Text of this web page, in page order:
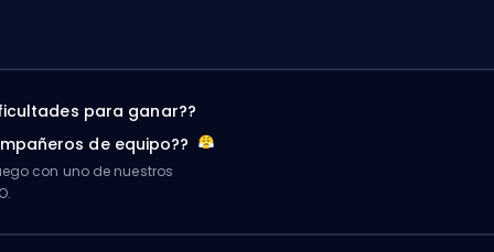
para ganar??
de equipo??
con uno de nuestros